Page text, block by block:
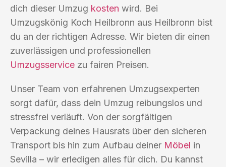
dich dieser Umzug kosten wird. Bei
Umzugskönig Koch Heilbronn aus Heilbronn bist
du an der richtigen Adresse. Wir bieten dir einen
zuverlässigen und professionellen
Umzugsservice zu fairen Preisen.
Unser Team von erfahrenen Umzugsexperten
sorgt dafür, dass dein Umzug reibungslos und
stressfrei verläuft. Von der sorgfältigen
Verpackung deines Hausrats über den sicheren
Transport bis hin zum Aufbau deiner Möbel in
Sevilla – wir erledigen alles für dich. Du kannst